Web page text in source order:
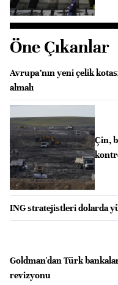
Öne Çıkanlar
Avrupa’nın yeni çelik
almalı
Çin,
ING stratejistleri dolarda
Goldman'dan Türk
revizyonu